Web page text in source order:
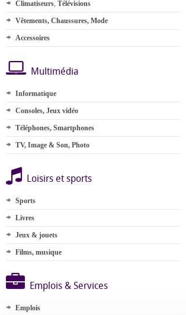
Climatiseurs, Télévisions
Vêtements, Chaussures, Mode
Accessoires
Multimédia
Informatique
Consoles, Jeux vidéo
Téléphones, Smartphones
TV, Image & Son, Photo
Loisirs et sports
Sports
Livres
Jeux & jouets
Films, musique
Emplois & Services
Emplois